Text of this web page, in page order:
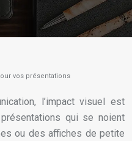
vos présentations
l’impact visuel est
qui se noient
ou des affiches de petite